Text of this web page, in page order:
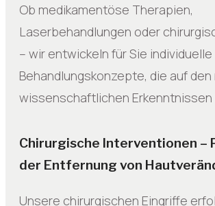
Ob medikamentöse Therapien,
Laserbehandlungen oder
– wir entwickeln für Sie individuelle
Behandlungskonzepte, die auf
wissenschaftlichen Erkenntnissen
Chirurgische Interventionen –
der Entfernung von
Unsere chirurgischen Eingriffe